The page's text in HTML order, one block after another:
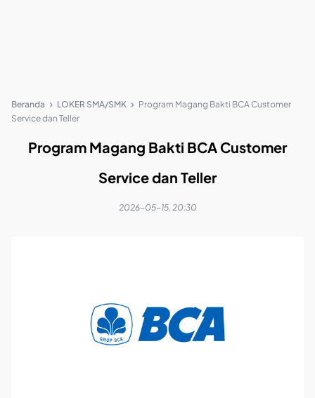
Beranda LOKER SMA/SMK
Program Magang Bakti BCA Customer
Service dan Teller
Program Magang Bakti BCA Customer
Service dan Teller
2026-05-15, 20:30